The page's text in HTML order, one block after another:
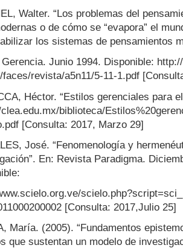
Walter. “Los problemas del
o de cómo se “evapora” el
los sistemas de pensamientos
Gerencia. Junio 1994. Disponible:
faces/revista/a5n11/5-11-1.pdf
Héctor. “Estilos gerenciales para
biblioteca/
[Consulta: 2017, Marzo 29]
José. “Fenomenología y
En: Revista Paradigma.
[Consulta: 2017,Julio 25]
María. (2005). “Fundamentos
que sustentan un modelo de